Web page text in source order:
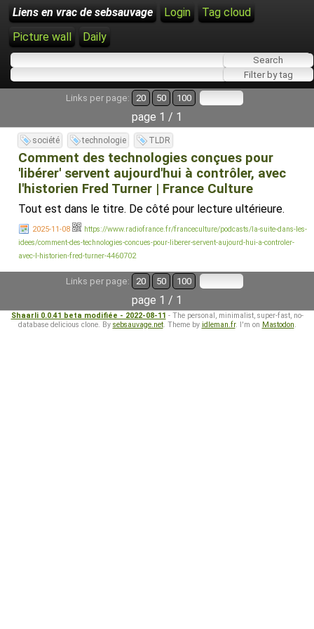
Liens en vrac de sebsauvage Login
Tag cloud
Picture wall
Daily
Links per page: 20 50 100
page 1 / 1
société technologie TLDR
Comment des technologies conçues pour
'libérer' servent aujourd'hui à contrôler, avec
l'historien Fred Turner | France Culture
Tout est dans le titre. De côté pour lecture ultérieure.
2025-11-08
https://www.radiofrance.fr/franceculture/podcasts/la-suite-dans-les-
idees/comment-des-technologies-concues-pour-liberer-servent-aujourd-hui-a-controler-
avec-l-historien-fred-turner-4460702
Links per page: 20 50 100
page 1 / 1
Shaarli 0.0.41 beta modifiée - 2022-08-11 - The personal, minimalist, super-fast, no-
database delicious clone. By sebsauvage.net. Theme by idleman.fr. I'm on Mastodon.